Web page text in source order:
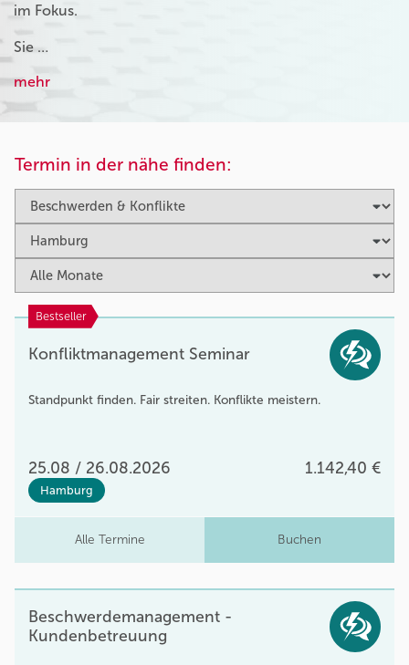
im Fokus.
Sie …
mehr
Termin in der nähe finden:
Bestseller
Konfliktmanagement Seminar
Standpunkt finden. Fair streiten. Konflikte meistern.
25.08 / 26.08.2026 1.142,40 €
Hamburg
Alle Termine Buchen
Beschwerdemanagement -
Kundenbetreuung